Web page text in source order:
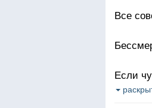
Все
Если